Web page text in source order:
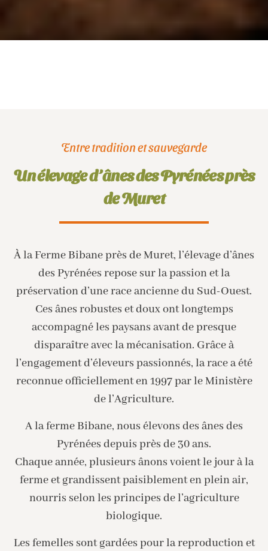
Entre tradition et sauvegarde
Un élevage d’ânes des Pyrénées près
de Muret
À la Ferme Bibane près de Muret, l’élevage d’ânes
des Pyrénées repose sur la passion et la
préservation d’une race ancienne du Sud-Ouest.
Ces ânes robustes et doux ont longtemps
accompagné les paysans avant de presque
disparaître avec la mécanisation. Grâce à
l’engagement d’éleveurs passionnés, la race a été
reconnue officiellement en 1997 par le Ministère
de l’Agriculture.
A la ferme Bibane, nous élevons des ânes des
Pyrénées depuis près de 30 ans.
Chaque année, plusieurs ânons voient le jour à la
ferme et grandissent paisiblement en plein air,
nourris selon les principes de l’agriculture
biologique.
Les femelles sont gardées pour la reproduction et